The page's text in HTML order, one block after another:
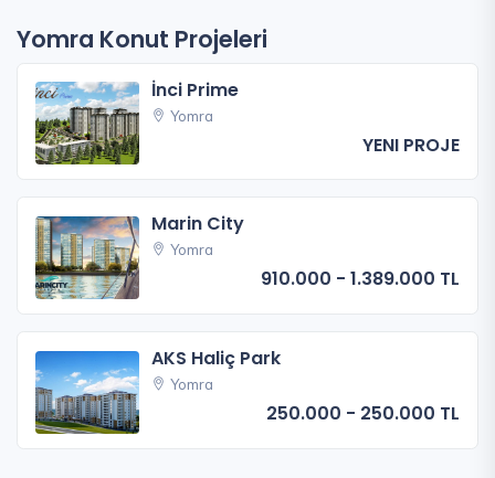
Yomra Konut Projeleri
İnci Prime
Yomra
YENI PROJE
Marin City
Yomra
910.000 - 1.389.000 TL
AKS Haliç Park
Yomra
250.000 - 250.000 TL